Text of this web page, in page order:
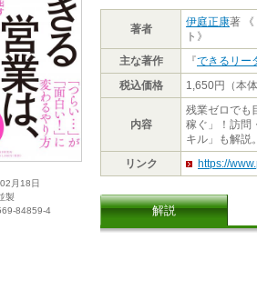
月18日
製
84859-4
著者
伊庭正康著 《
ト》
主な著作
『できるリー
税込価格
1,650円（本
内容
残業ゼロでも
稼ぐ」！訪問
キル」も解説。
リンク
https://
解説